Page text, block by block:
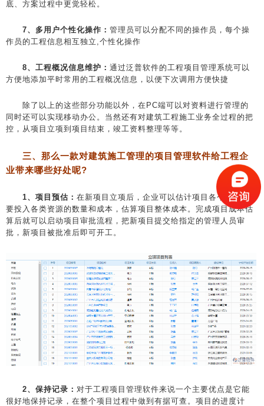
底、方案过程中更觉轻松。
7、多用户个性化操作： 管理员可以分配不同的操作员，每个操
作员的工程信息相互独立,个性化操作
8、工程概况信息维护： 通过泛普软件的工程项目管理系统可以
方便地添加平时常用的工程概况信息，以便下次调用方便快捷
除了以上的这些部分功能以外，在PC端可以对资料进行管理的
同时还可以实现移动办公。当然还有对建筑工程施工业务全过程的把
控，从项目立项到项目结束，竣工资料整理等等。
三、那么一款对建筑施工管理的项目管理软件给工程企
业带来哪些好处呢?
1、项目预估： 在新项目立项后，企业可以估计项目各个阶段需
要投入各类资源的数量和成本，估算项目整体成本。完成项目成本估
算后就可以启动项目审批流程，把新项目提交给指定的管理人员审
批，新项目被批准后即可开工。
2、保持记录： 对于工程项目管理软件来说一个主要优点是它能
很好地保持记录，在整个项目过程中做到有据可查。项目的进度计